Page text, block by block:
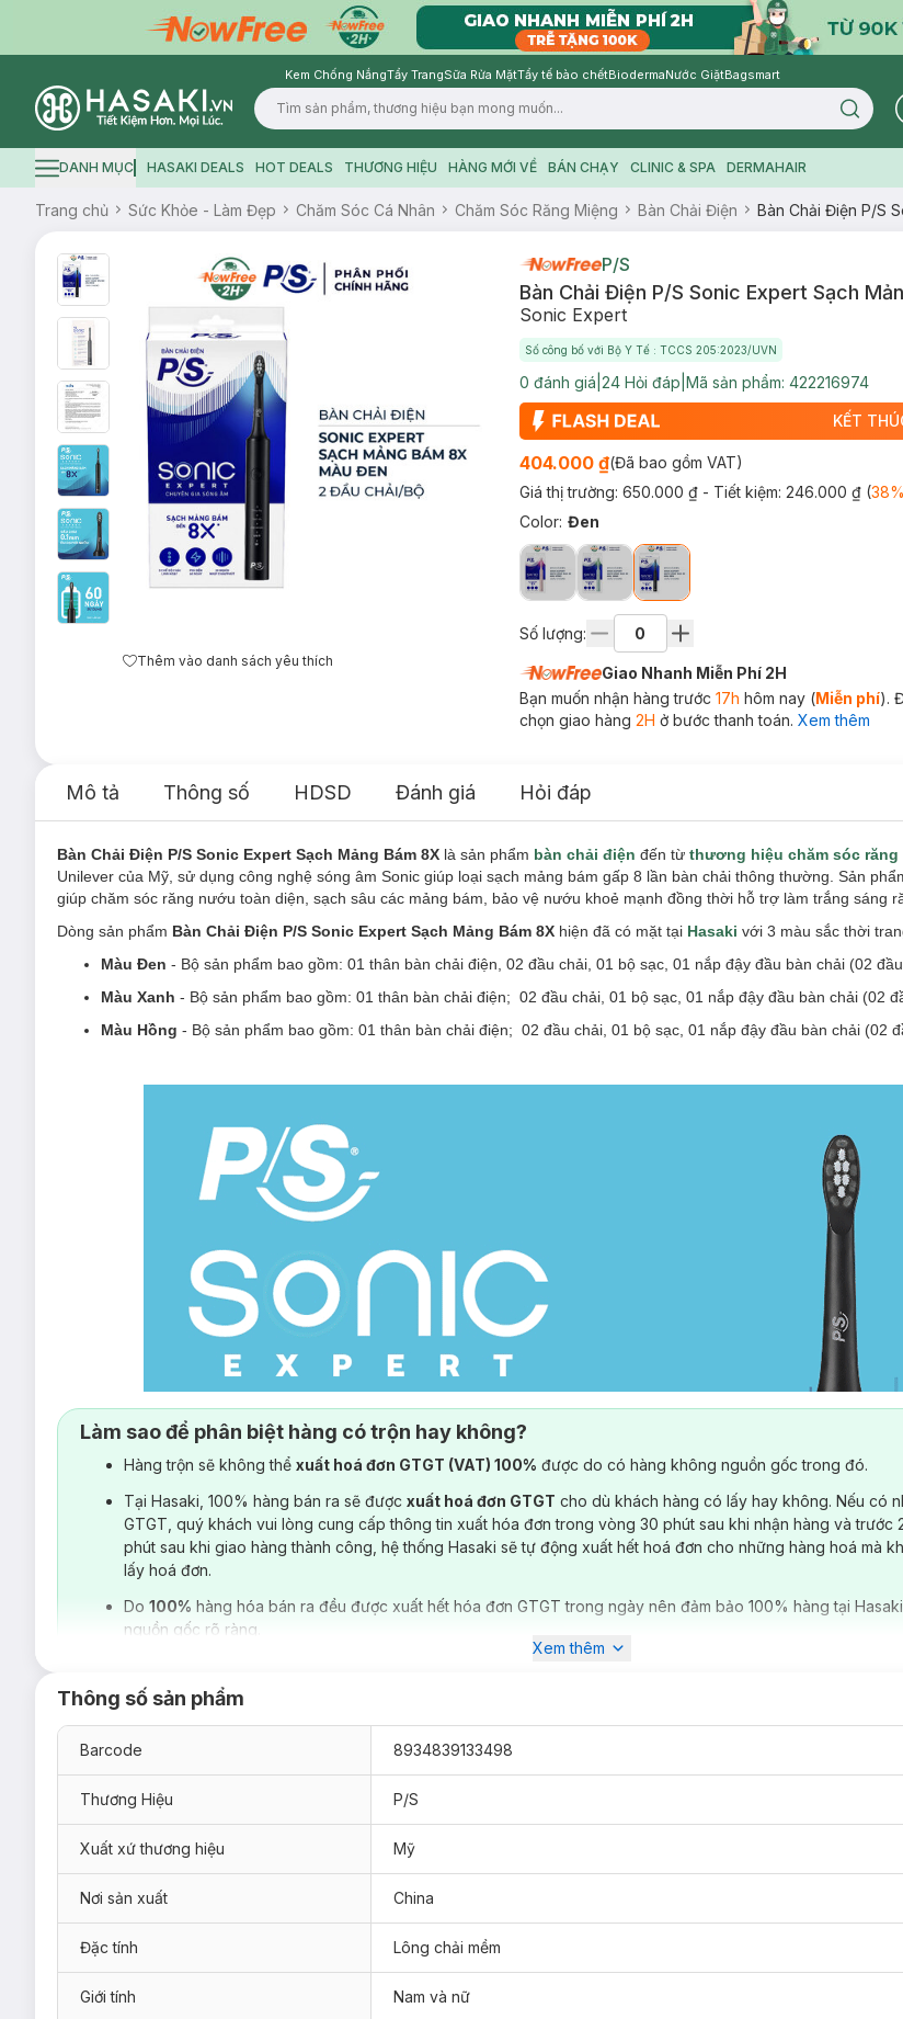
Kem Chống NắngTẩy TrangSữa Rửa MặtTẩy tế bào chếtBiodermaNước GiặtBagsmart
Logo
Search
Hamburger icon
DANH MỤC HASAKI DEALS HOT DEALS THƯƠNG HIỆU HÀNG MỚI VỀ BÁN CHẠY CLINIC & SPA DERMAHAIR
Trang chủ Sức Khỏe - Làm Đẹp Chăm Sóc Cá Nhân Chăm Sóc Răng Miệng Bàn Chải Điện Bàn Chải Điện P/S
Thêm vào danh sách yêu thích
P/S
Bàn Chải Điện P/S Sonic Expert Sạch
Sonic Expert
Số công bố với Bộ Y Tế : TCCS 205:2023/UVN
0 đánh giá 24Hỏi đáp Mã sản phẩm: 422216974
KẾT
404.000 ₫(Đã bao gồm VAT)
Giá thị trường: 650.000 ₫ - Tiết kiệm: 246.000 ₫(38%
Color: Đen
Số lượng:
Giao Nhanh Miễn Phí 2H
Bạn muốn nhận hàng trước 17h hôm nay (Miễn phí).
chọn giao hàng 2H ở bước thanh toán. Xem thêm
Mô tả Thông số HDSD Đánh giá Hỏi đáp
Bàn Chải Điện P/S Sonic Expert Sạch Mảng Bám 8X là sản phẩm bàn chải điện đến từ thương hiệu chăm sóc răng
Unilever của Mỹ, sử dụng công nghệ sóng âm Sonic giúp loại sạch mảng bám gấp 8 lần bàn chải thông thường. Sản
giúp chăm sóc răng nướu toàn diện, sạch sâu các mảng bám, bảo vệ nướu khoẻ mạnh đồng thời hỗ trợ làm trắng sáng
Dòng sản phẩm Bàn Chải Điện P/S Sonic Expert Sạch Mảng Bám 8X hiện đã có mặt tại Hasaki với 3 màu sắc thời
Màu Đen - Bộ sản phẩm bao gồm: 01 thân bàn chải điện, 02 đầu chải, 01 bộ sạc, 01 nắp đậy đầu bàn chải (02
Màu Xanh - Bộ sản phẩm bao gồm: 01 thân bàn chải điện; 02 đầu chải, 01 bộ sạc, 01 nắp đậy đầu bàn chải (02
Màu Hồng - Bộ sản phẩm bao gồm: 01 thân bàn chải điện; 02 đầu chải, 01 bộ sạc, 01 nắp đậy đầu bàn chải (02
Làm sao để phân biệt hàng có trộn hay không?
Hàng trộn sẽ không thể xuất hoá đơn GTGT (VAT) 100% được do có hàng không nguồn gốc trong đó.
Tại Hasaki, 100% hàng bán ra sẽ được xuất hoá đơn GTGT cho dù khách hàng có lấy hay không. Nếu có
GTGT, quý khách vui lòng cung cấp thông tin xuất hóa đơn trong vòng 30 phút sau khi nhận hàng và trước
phút sau khi giao hàng thành công, hệ thống Hasaki sẽ tự động xuất hết hoá đơn cho những hàng hoá mà
lấy hoá đơn.
Do 100% hàng hóa bán ra đều được xuất hết hóa đơn GTGT trong ngày nên đảm bảo 100% hàng tại
nguồn gốc rõ ràng.
Xem thêm
Thông số sản phẩm
Barcode 8934839133498
Thương Hiệu P/S
Xuất xứ thương hiệu Mỹ
Nơi sản xuất China
Đặc tính Lông chải mềm
Giới tính Nam và nữ